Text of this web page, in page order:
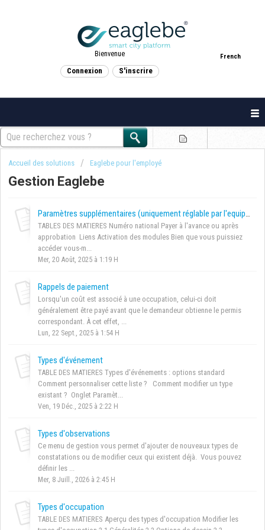
French
Bienvenue
Connexion S'inscrire
Accueil des solutions Eaglebe pour l'employé
Gestion Eaglebe
TABLES DES MATIERES Numéro national Payer à l'avance ou après
approbation Liens Activation des modules Bien que vous puissiez
accéder vous-m...
Mer, 20 Août, 2025 à 1:19 H
Rappels de paiement
Lorsqu'un coût est associé à une occupation, celui-ci doit
généralement être payé avant que le demandeur obtienne le permis
correspondant. À cet effet, ...
Lun, 22 Sept., 2025 à 1:54 H
Types d'événement
TABLE DES MATIERES Types d'événements : options standard
Comment personnaliser cette liste ? Comment modifier un type
existant ? Onglet Paramèt...
Ven, 19 Déc., 2025 à 2:22 H
Types d'observations
Ce menu de gestion vous permet d'ajouter de nouveaux types de
constatations ou de modifier ceux qui existent déjà. Vous pouvez
définir les ...
Mer, 8 Juill., 2026 à 2:45 H
Types d'occupation
TABLE DES MATIERES Aperçu des types d'occupation Modifier les